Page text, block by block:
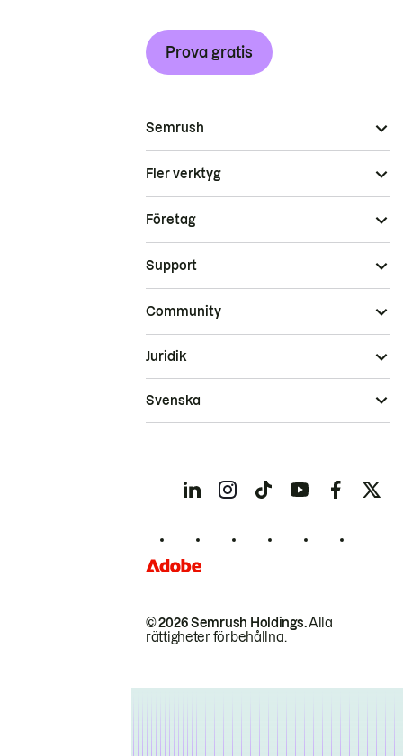
Prova gratis
Semrush
Fler verktyg
Företag
Support
Community
© 2026 Semrush Holdings.Alla
rättigheter förbehållna.
Juridik
Svenska